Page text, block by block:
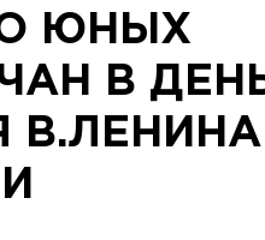
ЮНЫХ
В
В.ЛЕНИНА